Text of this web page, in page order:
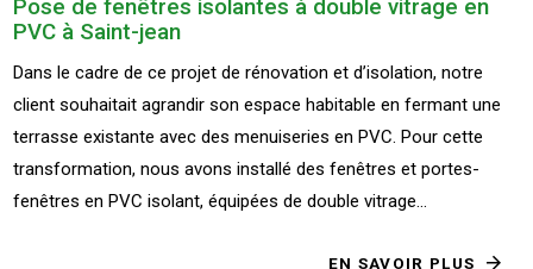
Pose de fenêtres isolantes à double vitrage en
PVC à Saint-jean
Dans le cadre de ce projet de rénovation et d’isolation, notre
client souhaitait agrandir son espace habitable en fermant une
terrasse existante avec des menuiseries en PVC. Pour cette
transformation, nous avons installé des fenêtres et portes-
fenêtres en PVC isolant, équipées de double vitrage...
EN SAVOIR PLUS